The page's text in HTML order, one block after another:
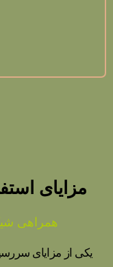
مزایای
همراهی
یکی از مزایای